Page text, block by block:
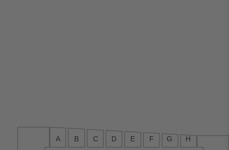
A B C D E F G H